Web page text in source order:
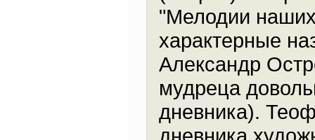
"Мелодии
характерные
Александр
мудреца
дневника).